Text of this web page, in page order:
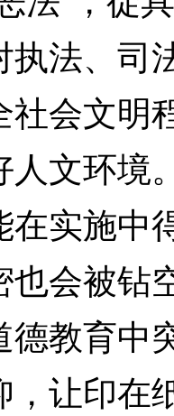
执法、司
社会文明
人文环境
在实施中
也会被钻
德教育中
，让印在